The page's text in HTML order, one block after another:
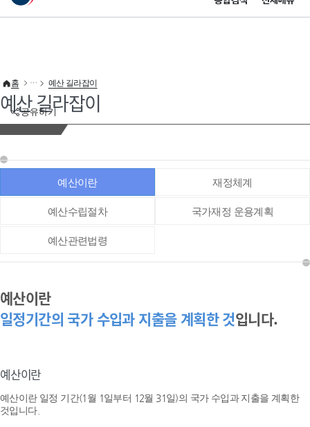
이 누리집은 대한민국 공식 전자정부 누리집입니다.
공유하기
홈 예산 길라잡이
예산 길라잡이
예산이란 재정체계
예산수립절차 국가재정 운용계획
예산관련법령
예산이란
일정기간의 국가 수입과 지출을 계획한 것입니다.
예산이란
예산이란 일정 기간(1월 1일부터 12월 31일)의 국가 수입과 지출을 계획한
것입니다.